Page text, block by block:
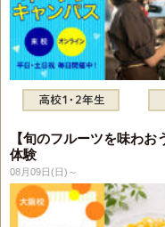
【旬のフルーツを味わ
体験
08月09日(日)～